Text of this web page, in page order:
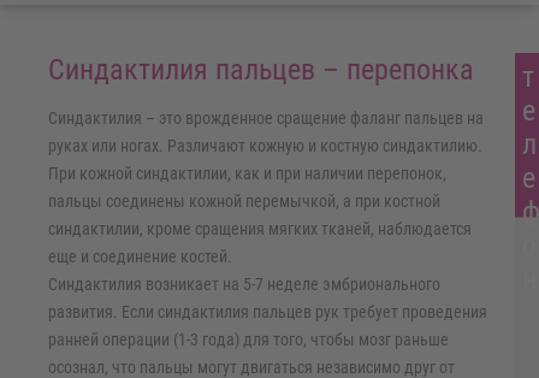
Синдактилия пальцев – перепонка
Синдактилия – это врожденное сращение фаланг пальцев на
руках или ногах. Различают кожную и костную синдактилию.
При кожной синдактилии, как и при наличии перепонок,
пальцы соединены кожной перемычкой, а при костной
синдактилии, кроме сращения мягких тканей, наблюдается
еще и соединение костей.
Синдактилия возникает на 5-7 неделе эмбрионального
развития. Если синдактилия пальцев рук требует проведения
ранней операции (1-3 года) для того, чтобы мозг раньше
осознал, что пальцы могут двигаться независимо друг от
т
е
л
е
ф